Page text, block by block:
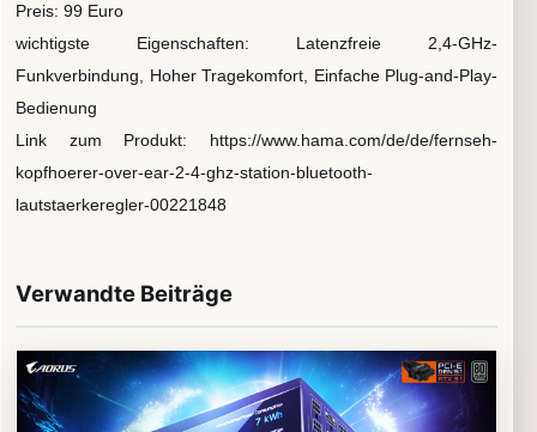
Preis: 99 Euro
wichtigste Eigenschaften: Latenzfreie 2,4-GHz-
Funkverbindung, Hoher Tragekomfort, Einfache Plug-and-Play-
Bedienung
Link zum Produkt: https://www.hama.com/de/de/fernseh-
kopfhoerer-over-ear-2-4-ghz-station-bluetooth-
lautstaerkeregler-00221848
Verwandte Beiträge